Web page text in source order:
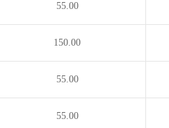
55.00
150.00
55.00
55.00